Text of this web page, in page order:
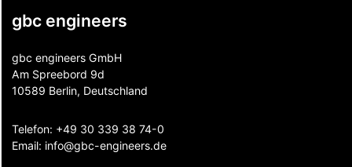
gbc engineers
gbc engineers GmbH
Am Spreebord 9d
10589 Berlin, Deutschland
Telefon: +49 30 339 38 74-0
Email: info@gbc-engineers.de